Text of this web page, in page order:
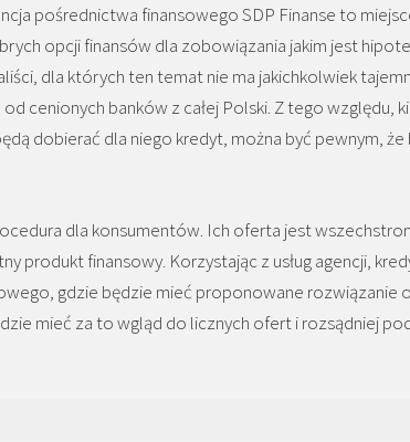
pośrednictwa finansowego SDP Finanse to
opcji finansów dla zobowiązania jakim jest
dla których ten temat nie ma jakichkolwiek
cenionych banków z całej Polski. Z tego względu,
dobierać dla niego kredyt, można być pewnym,
dla konsumentów. Ich oferta jest
produkt finansowy. Korzystając z usług agencji,
gdzie będzie mieć proponowane rozwiązanie
mieć za to wgląd do licznych ofert i rozsądniej